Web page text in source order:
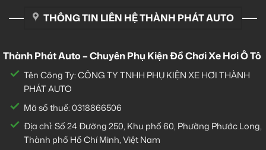
THÔNG TIN LIÊN HỆ THÀNH PHÁT AUTO
Thành Phát Auto – Chuyên Phụ Kiện Đồ Chơi Xe Hơi Ô Tô
Tên Công Ty: CÔNG TY TNHH PHỤ KIỆN XE HƠI THÀNH
PHÁT AUTO
Mã số thuế: 0318866506
Địa chỉ: Số 24 Đường 250, Khu phố 60, Phường Phước Long,
Thành phố Hồ Chí Minh, Việt Nam